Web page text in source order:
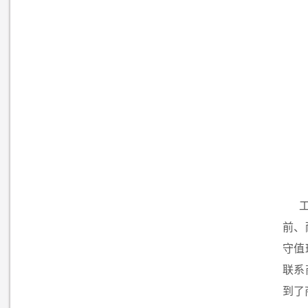
前、
守值
联系
到了